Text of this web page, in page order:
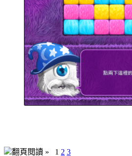
翻頁閱讀 » 1 2 3